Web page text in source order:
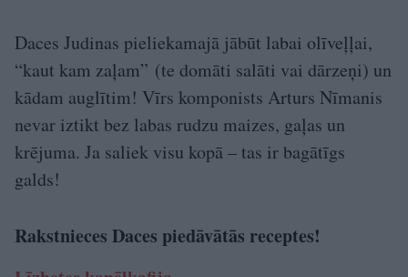
Daces Judinas pieliekamajā jābūt labai olīveļļai,
“kaut kam zaļam” (te domāti salāti vai dārzeņi) un
kādam auglītim! Vīrs komponists Arturs Nīmanis
nevar iztikt bez labas rudzu maizes, gaļas un
krējuma. Ja saliek visu kopā – tas ir bagātīgs
galds!
Rakstnieces Daces piedāvātās receptes!